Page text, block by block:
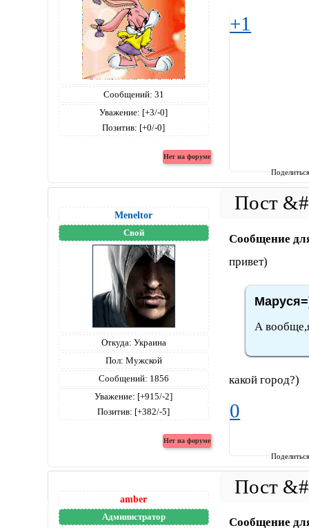
Сообщений: 31
Уважение: [+3/-0]
Позитив: [+0/-0]
+1
Meneltоr
Свой
Откуда: Украина
Пол: Мужской
Сообщений: 1856
Уважение: [+915/-2]
Позитив: [+382/-5]
Сообщение
привет)
А
какой город?)
0
amber
Администратор Сообщение